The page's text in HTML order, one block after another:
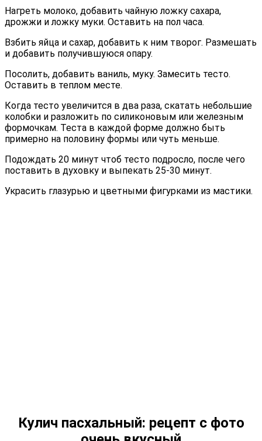
Нагреть молоко, добавить чайную ложку сахара,
дрожжи и ложку муки. Оставить на пол часа.
Взбить яйца и сахар, добавить к ним творог. Размешать
и добавить получившуюся опару.
Посолить, добавить ваниль, муку. Замесить тесто.
Оставить в теплом месте.
Когда тесто увеличится в два раза, скатать небольшие
колобки и разложить по силиконовым или железным
формочкам. Теста в каждой форме должно быть
примерно на половину формы или чуть меньше.
Подождать 20 минут чтоб тесто подросло, после чего
поставить в духовку и выпекать 25-30 минут.
Украсить глазурью и цветными фигурками из мастики.
Кулич пасхальный: рецепт с фото